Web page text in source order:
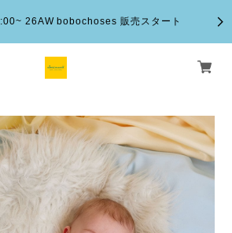
26AW bobochoses 販売スタート